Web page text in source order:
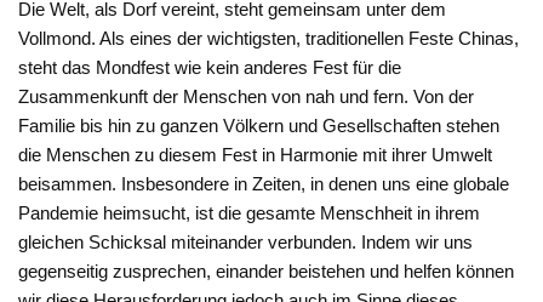
Die Welt, als Dorf vereint, steht gemeinsam unter dem
Vollmond. Als eines der wichtigsten, traditionellen Feste Chinas,
steht das Mondfest wie kein anderes Fest für die
Zusammenkunft der Menschen von nah und fern. Von der
Familie bis hin zu ganzen Völkern und Gesellschaften stehen
die Menschen zu diesem Fest in Harmonie mit ihrer Umwelt
beisammen. Insbesondere in Zeiten, in denen uns eine globale
Pandemie heimsucht, ist die gesamte Menschheit in ihrem
gleichen Schicksal miteinander verbunden. Indem wir uns
gegenseitig zusprechen, einander beistehen und helfen können